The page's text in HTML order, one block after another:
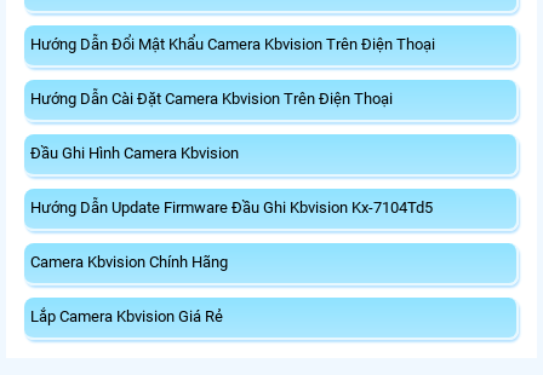
Hướng Dẫn Đổi Mật Khẩu Camera Kbvision Trên Điện Thoại
Hướng Dẫn Cài Đặt Camera Kbvision Trên Điện Thoại
Đầu Ghi Hình Camera Kbvision
Hướng Dẫn Update Firmware Đầu Ghi Kbvision Kx-7104Td5
Camera Kbvision Chính Hãng
Lắp Camera Kbvision Giá Rẻ